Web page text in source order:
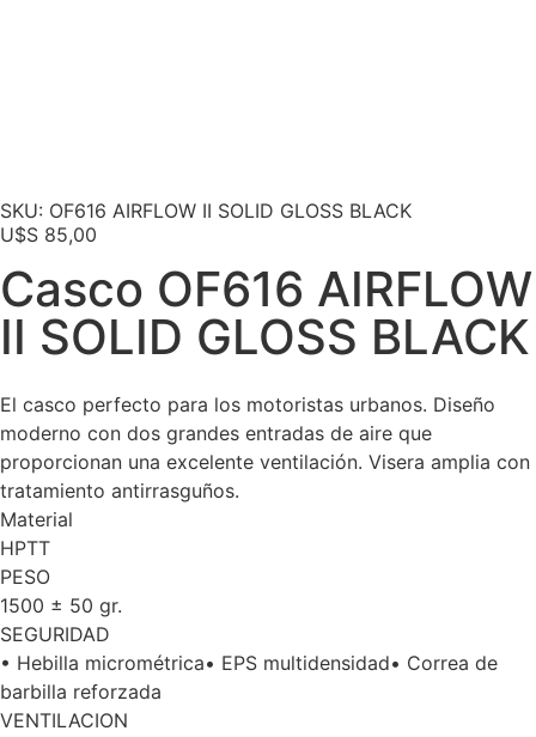
SKU: OF616 AIRFLOW II SOLID GLOSS BLACK
U$S 85,00
Casco OF616 AIRFLOW
II SOLID GLOSS BLACK
El casco perfecto para los motoristas urbanos. Diseño
moderno con dos grandes entradas de aire que
proporcionan una excelente ventilación. Visera amplia con
tratamiento antirrasguños.
Material
HPTT
PESO
1500 ± 50 gr.
SEGURIDAD
• Hebilla micrométrica• EPS multidensidad• Correa de
barbilla reforzada
VENTILACION